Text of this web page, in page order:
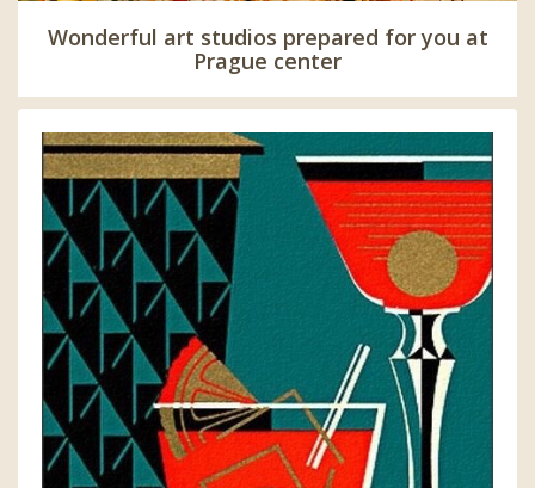
Wonderful art studios prepared for you at
Prague center